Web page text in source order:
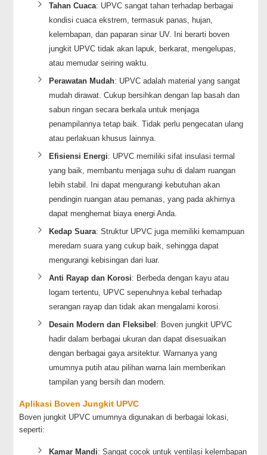
Tahan Cuaca: UPVC sangat tahan terhadap berbagai
kondisi cuaca ekstrem, termasuk panas, hujan,
kelembapan, dan paparan sinar UV. Ini berarti boven
jungkit UPVC tidak akan lapuk, berkarat, mengelupas,
atau memudar seiring waktu.
Perawatan Mudah: UPVC adalah material yang sangat
mudah dirawat. Cukup bersihkan dengan lap basah dan
sabun ringan secara berkala untuk menjaga
penampilannya tetap baik. Tidak perlu pengecatan ulang
atau perlakuan khusus lainnya.
Efisiensi Energi: UPVC memiliki sifat insulasi termal
yang baik, membantu menjaga suhu di dalam ruangan
lebih stabil. Ini dapat mengurangi kebutuhan akan
pendingin ruangan atau pemanas, yang pada akhirnya
dapat menghemat biaya energi Anda.
Kedap Suara: Struktur UPVC juga memiliki kemampuan
meredam suara yang cukup baik, sehingga dapat
mengurangi kebisingan dari luar.
Anti Rayap dan Korosi: Berbeda dengan kayu atau
logam tertentu, UPVC sepenuhnya kebal terhadap
serangan rayap dan tidak akan mengalami korosi.
Desain Modern dan Fleksibel : Boven jungkit UPVC
hadir dalam berbagai ukuran dan dapat disesuaikan
dengan berbagai gaya arsitektur. Warnanya yang
umumnya putih atau pilihan warna lain memberikan
tampilan yang bersih dan modern.
Aplikasi Boven Jungkit UPVC
Boven jungkit UPVC umumnya digunakan di berbagai lokasi,
seperti:
Kamar Mandi: Sangat cocok untuk ventilasi kelembapan